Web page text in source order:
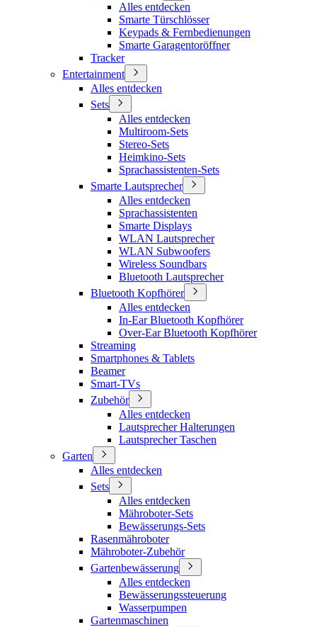
Alles entdecken
Smarte Türschlösser
Keypads & Fernbedienungen
Smarte Garagentoröffner
Tracker
Entertainment
Alles entdecken
Sets
Alles entdecken
Multiroom-Sets
Stereo-Sets
Heimkino-Sets
Sprachassistenten-Sets
Smarte Lautsprecher
Alles entdecken
Sprachassistenten
Smarte Displays
WLAN Lautsprecher
WLAN Subwoofers
Wireless Soundbars
Bluetooth Lautsprecher
Bluetooth Kopfhörer
Alles entdecken
In-Ear Bluetooth Kopfhörer
Over-Ear Bluetooth Kopfhörer
Streaming
Smartphones & Tablets
Beamer
Smart-TVs
Zubehör
Alles entdecken
Lautsprecher Halterungen
Lautsprecher Taschen
Garten
Alles entdecken
Sets
Alles entdecken
Mähroboter-Sets
Bewässerungs-Sets
Rasenmähroboter
Mähroboter-Zubehör
Gartenbewässerung
Alles entdecken
Bewässerungssteuerung
Wasserpumpen
Gartenmaschinen